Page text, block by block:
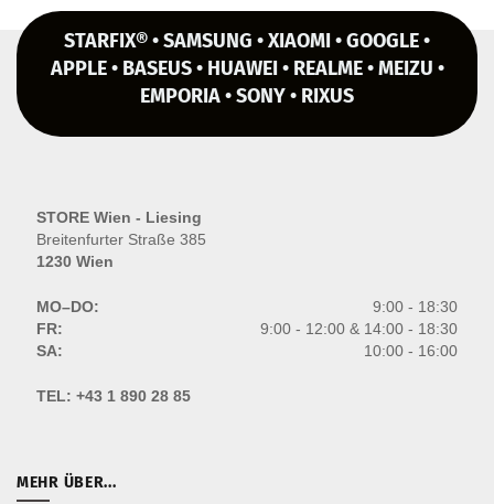
STARFIX® • SAMSUNG • XIAOMI • GOOGLE •
APPLE • BASEUS • HUAWEI • REALME • MEIZU •
EMPORIA • SONY • RIXUS
STORE Wien - Liesing
Breitenfurter Straße 385
1230 Wien
MO–DO:
9:00 - 18:30
FR:
9:00 - 12:00 & 14:00 - 18:30
SA:
10:00 - 16:00
TEL: +43 1 890 28 85
MEHR ÜBER...